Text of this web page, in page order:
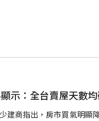
示：全台賣屋天數
建商指出，房市買氣明顯